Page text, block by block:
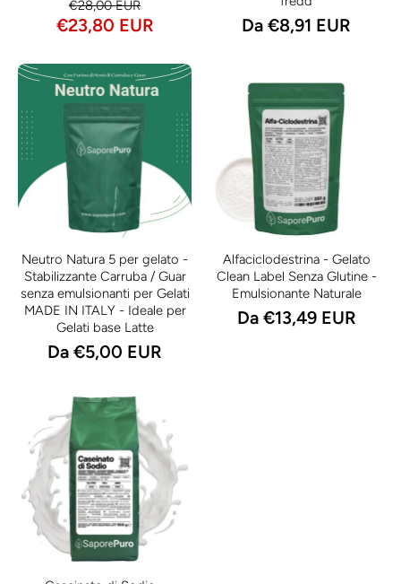
€28,00 EUR
€23,80 EUR Da €8,91 EUR
Neutro Natura 5 per gelato -
Stabilizzante Carruba / Guar
senza emulsionanti per Gelati
MADE IN ITALY - Ideale per
Gelati base Latte
Da €5,00 EUR
Alfaciclodestrina - Gelato
Clean Label Senza Glutine -
Emulsionante Naturale
Da €13,49 EUR